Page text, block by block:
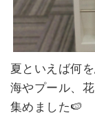
夏といえば何
海やプール、
集めました🍉